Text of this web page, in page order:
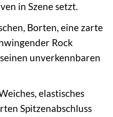
in Szene setzt.
Borten, eine zarte
Rock
unverkennbaren
elastisches
Spitzenabschluss